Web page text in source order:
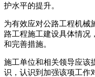
护水平的提升。
为有效应对公路工程机械
路工程施工建设具体情况
和完善措施。
施工单位和相关领导应该
识，认识到加强该项工作